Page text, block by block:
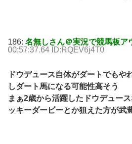
186: 名無しさん＠実況で競馬板ア
00:57:37.64 ID:RQEV6j4T0
ドウデュース自体がダートでもや
しダート馬になる可能性高そう
まぁ2歳から活躍したドウデュー
ッキーダービーとか狙えた方が武